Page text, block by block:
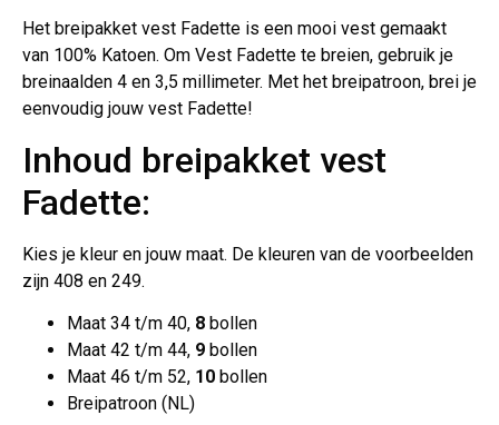
Het breipakket vest Fadette is een mooi vest gemaakt
van 100% Katoen. Om Vest Fadette te breien, gebruik je
breinaalden 4 en 3,5 millimeter. Met het breipatroon, brei je
eenvoudig jouw vest Fadette!
Inhoud breipakket vest
Fadette:
Kies je kleur en jouw maat. De kleuren van de voorbeelden
zijn 408 en 249.
Maat 34 t/m 40, 8 bollen
Maat 42 t/m 44, 9 bollen
Maat 46 t/m 52, 10 bollen
Breipatroon (NL)